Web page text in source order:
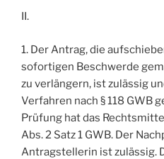
II.
1. Der Antrag, die
sofortigen Beschwerde
zu verlängern, ist zulässig
Verfahren nach § 118 GWB
Prüfung hat das
Abs. 2 Satz 1 GWB. Der
Antragstellerin ist zulässig.